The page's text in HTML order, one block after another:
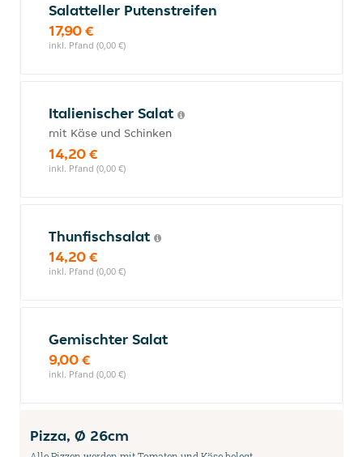
Salatteller Putenstreifen
17,90 €
inkl. Pfand (0,00 €)
Italienischer Salat
mit Käse und Schinken
14,20 €
inkl. Pfand (0,00 €)
Thunfischsalat
14,20 €
inkl. Pfand (0,00 €)
Gemischter Salat
9,00 €
inkl. Pfand (0,00 €)
Pizza, Ø 26cm